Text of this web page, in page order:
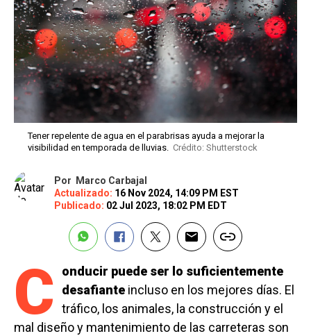
Tener repelente de agua en el parabrisas ayuda a mejorar la
visibilidad en temporada de lluvias. Crédito: Shutterstock
Por
Marco Carbajal
Actualizado: 16 Nov 2024, 14:09 PM EST
Publicado: 02 Jul 2023, 18:02 PM EDT
C
onducir puede ser lo suficientemente
desafiante incluso en los mejores días. El
tráfico, los animales, la construcción y el
mal diseño y mantenimiento de las carreteras son